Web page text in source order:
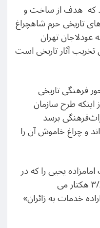
که هدف از ساخت و
تاریخی حرم شاهچراغ
عودلاجان تهران
تخریب آثار تاریخی است
فرهنگی تاریخی
اینکه طرح سازمان
برسد
و چراغ خاموش آن را
یحیی را که در
محدوده‌ای به مساحت حدود ۳/۸ هکتار می
خدمات به زائران»